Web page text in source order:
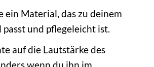
ein Material, das zu deinem
und pflegeleicht ist.
auf die Lautstärke des